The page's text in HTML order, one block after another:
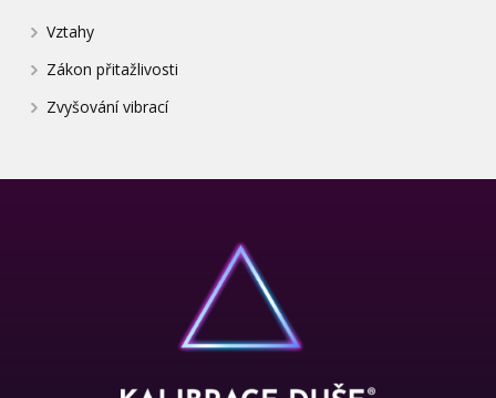
Vztahy
Zákon přitažlivosti
Zvyšování vibrací